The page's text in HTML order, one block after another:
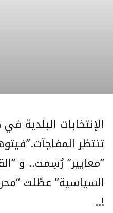
الإنتخابات البلدية
تنتظر
“معايير” رُسِمت.. و
السياسية” عطًلت
!..